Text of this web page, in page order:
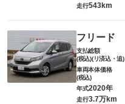
走行543km
フリード
支払総額
(税込)(リ済込・追)
車両本体価格
(税込)
年式2020年
走行3.7万km